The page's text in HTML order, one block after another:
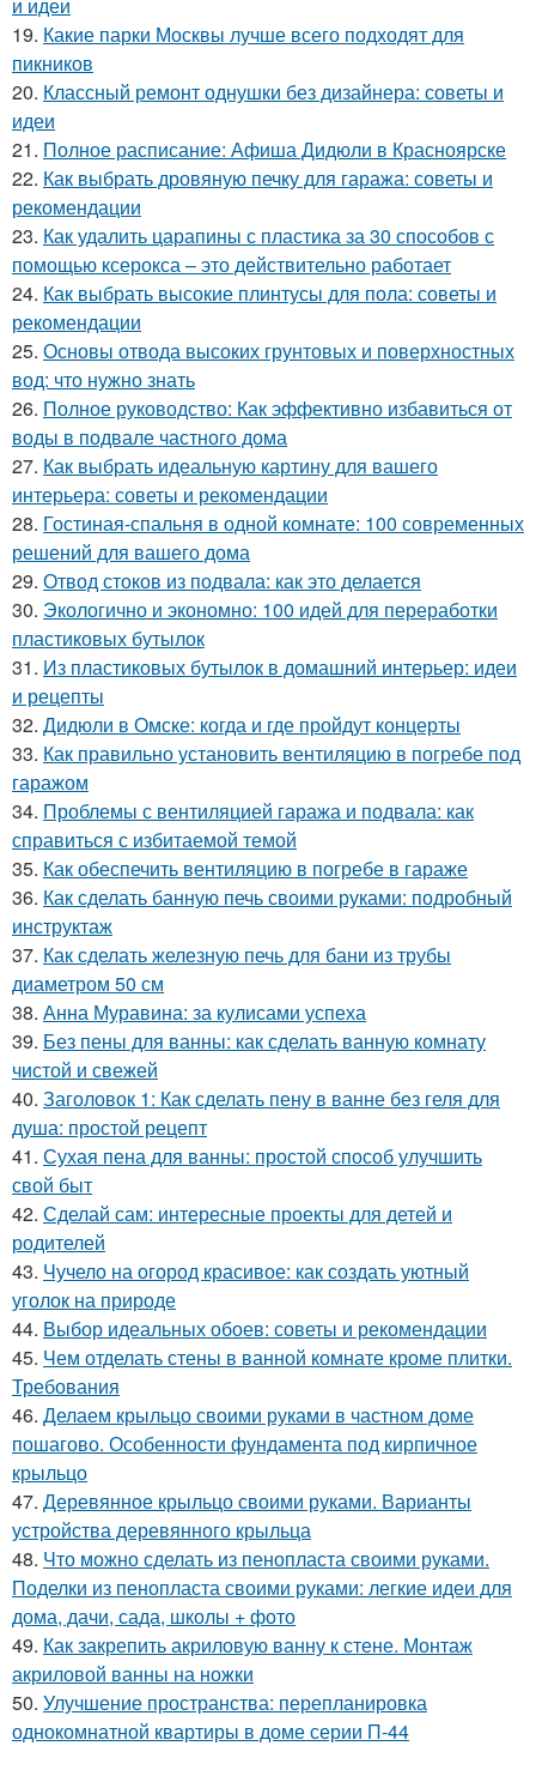
19. Какие парки Москвы лучше всего подходят для
пикников
20. Классный ремонт однушки без дизайнера: советы и
идеи
21. Полное расписание: Афиша Дидюли в Красноярске
22. Как выбрать дровяную печку для гаража: советы и
рекомендации
23. Как удалить царапины с пластика за 30 способов с
помощью ксерокса – это действительно работает
24. Как выбрать высокие плинтусы для пола: советы и
рекомендации
25. Основы отвода высоких грунтовых и поверхностных
вод: что нужно знать
26. Полное руководство: Как эффективно избавиться от
воды в подвале частного дома
27. Как выбрать идеальную картину для вашего
интерьера: советы и рекомендации
28. Гостиная-спальня в одной комнате: 100 современных
решений для вашего дома
29. Отвод стоков из подвала: как это делается
30. Экологично и экономно: 100 идей для переработки
пластиковых бутылок
31. Из пластиковых бутылок в домашний интерьер: идеи
и рецепты
32. Дидюли в Омске: когда и где пройдут концерты
33. Как правильно установить вентиляцию в погребе под
гаражом
34. Проблемы с вентиляцией гаража и подвала: как
справиться с избитаемой темой
35. Как обеспечить вентиляцию в погребе в гараже
36. Как сделать банную печь своими руками: подробный
инструктаж
37. Как сделать железную печь для бани из трубы
диаметром 50 см
38. Анна Муравина: за кулисами успеха
39. Без пены для ванны: как сделать ванную комнату
чистой и свежей
40. Заголовок 1: Как сделать пену в ванне без геля для
душа: простой рецепт
41. Сухая пена для ванны: простой способ улучшить
свой быт
42. Сделай сам: интересные проекты для детей и
родителей
43. Чучело на огород красивое: как создать уютный
уголок на природе
44. Выбор идеальных обоев: советы и рекомендации
45. Чем отделать стены в ванной комнате кроме плитки.
Требования
46. Делаем крыльцо своими руками в частном доме
пошагово. Особенности фундамента под кирпичное
крыльцо
47. Деревянное крыльцо своими руками. Варианты
устройства деревянного крыльца
48. Что можно сделать из пенопласта своими руками.
Поделки из пенопласта своими руками: легкие идеи для
дома, дачи, сада, школы + фото
49. Как закрепить акриловую ванну к стене. Монтаж
акриловой ванны на ножки
50. Улучшение пространства: перепланировка
однокомнатной квартиры в доме серии П-44